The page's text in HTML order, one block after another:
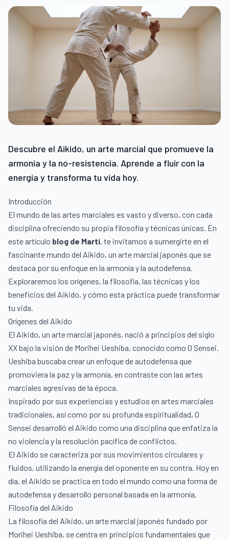
Descubre el Aikido, un arte marcial que promueve la
armonía y la no-resistencia. Aprende a fluir con la
energía y transforma tu vida hoy.
Introducción
El mundo de las artes marciales es vasto y diverso, con cada
disciplina ofreciendo su propia filosofía y técnicas únicas. En
este artículo blog de Martí, te invitamos a sumergirte en el
fascinante mundo del Aikido, un arte marcial japonés que se
destaca por su enfoque en la armonía y la autodefensa.
Exploraremos los orígenes, la filosofía, las técnicas y los
beneficios del Aikido, y cómo esta práctica puede transformar
tu vida.
Orígenes del Aikido
El Aikido, un arte marcial japonés, nació a principios del siglo
XX bajo la visión de Morihei Ueshiba, conocido como O Sensei.
Ueshiba buscaba crear un enfoque de autodefensa que
promoviera la paz y la armonía, en contraste con las artes
marciales agresivas de la época.
Inspirado por sus experiencias y estudios en artes marciales
tradicionales, así como por su profunda espiritualidad, O
Sensei desarrolló el Aikido como una disciplina que enfatiza la
no violencia y la resolución pacífica de conflictos.
El Aikido se caracteriza por sus movimientos circulares y
fluidos, utilizando la energía del oponente en su contra. Hoy en
día, el Aikido se practica en todo el mundo como una forma de
autodefensa y desarrollo personal basada en la armonía.
Filosofía del Aikido
La filosofía del Aikido, un arte marcial japonés fundado por
Morihei Ueshiba, se centra en principios fundamentales que